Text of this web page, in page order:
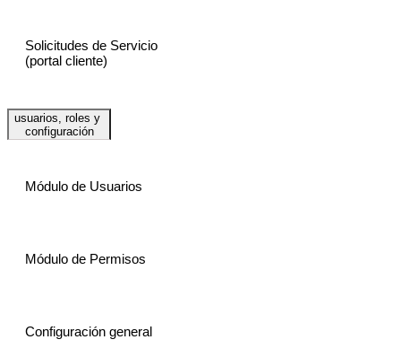
Solicitudes de Servicio
(portal cliente)
usuarios, roles y
configuración
Módulo de Usuarios
Módulo de Permisos
Configuración general